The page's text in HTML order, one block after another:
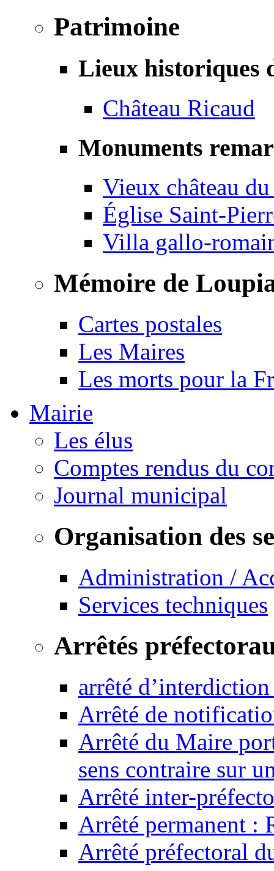
Patrimoine
Lieux historiques
Château Ricaud
Monuments
Vieux château
Église Saint-
Villa gallo-
Mémoire de
Cartes postales
Les Maires
Les morts pour la
Mairie
Les élus
Comptes rendus du
Journal municipal
Organisation des
Administration /
Services techniques
Arrêtés
arrêté
Arrêté de
Arrêté du Maire
sens contraire sur
Arrêté inter-
Arrêté permanent :
Arrêté préfectoral